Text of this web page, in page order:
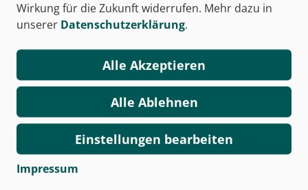
978-3-427-07546-2
26,50 €
Beispielseiten
zum Kauf
Infos zur Abschlussprüfung
Wirkung für die Zukunft widerrufen. Mehr dazu in
unserer Datenschutzerklärung.
Einstellungen bearbeiten
Alle Ablehnen
Alle Akzeptieren
Impressum